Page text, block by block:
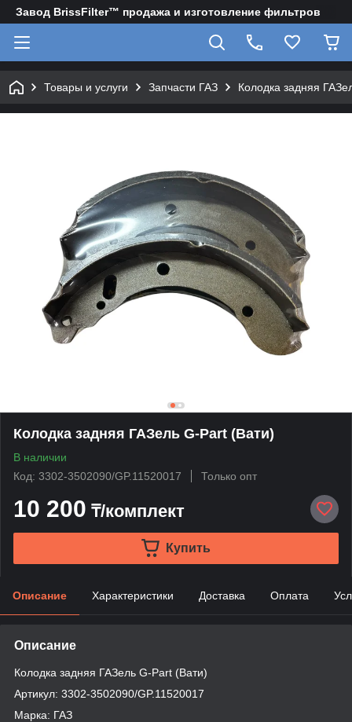
Завод BrissFilter™ продажа и изготовление фильтров
Товары и услуги Запчасти ГАЗ Колодка задняя
Колодка задняя ГАЗель G-Part (Вати)
В наличии
Код: 3302-3502090/GP.11520017
Только опт
10 200 ₸/комплект
Купить
Описание Характеристики Доставка Оплата
Описание
Колодка задняя ГАЗель G-Part (Вати)
Артикул: 3302-3502090/GP.11520017
Марка: ГАЗ